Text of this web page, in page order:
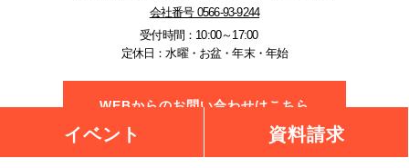
会社番号 0566-93-9244
受付時間：10:00～17:00
定休日：水曜・お盆・年末・年始
WEBからのお問い合わせはこちら
イベント 資料請求